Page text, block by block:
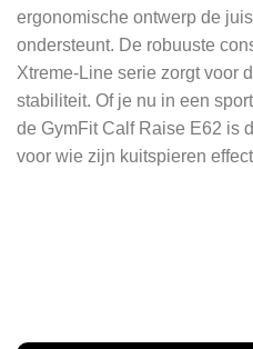
ergonomische ontwerp de
ondersteunt. De robuuste
Xtreme-Line serie zorgt voor
stabiliteit. Of je nu in een
de GymFit Calf Raise E62 is
voor wie zijn kuitspieren